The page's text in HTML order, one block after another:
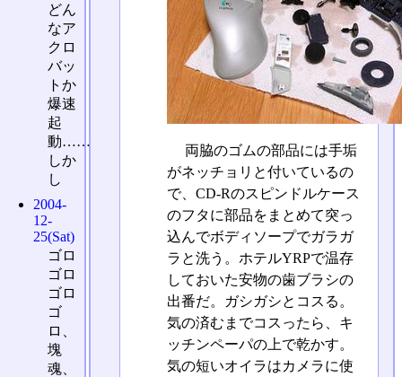
両脇のゴムの部品には手垢
がネッチョリと付いているの
で、CD-Rのスピンドルケース
のフタに部品をまとめて突っ
込んでボディソープでガラガ
ラと洗う。ホテルYRPで温存
しておいた安物の歯ブラシの
出番だ。ガシガシとコスる。
気の済むまでコスったら、キ
ッチンペーパの上で乾かす。
気の短いオイラはカメラに使
どん
なア
クロ
バッ
トか
爆速
起
動……
しか
し
2004-
12-
25(Sat)
ゴロ
ゴロ
ゴロ
ゴ
ロ、
塊
魂、